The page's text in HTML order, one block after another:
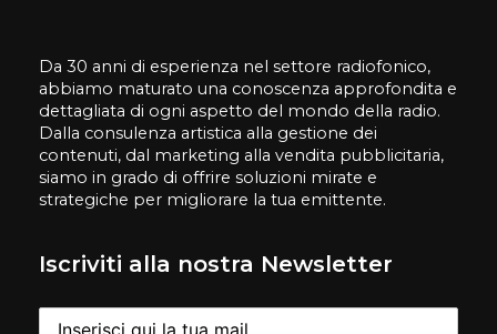
Da 30 anni di esperienza nel settore radiofonico,
abbiamo maturato una conoscenza approfondita e
dettagliata di ogni aspetto del mondo della radio.
Dalla consulenza artistica alla gestione dei
contenuti, dal marketing alla vendita pubblicitaria,
siamo in grado di offrire soluzioni mirate e
strategiche per migliorare la tua emittente.
Iscriviti alla nostra Newsletter